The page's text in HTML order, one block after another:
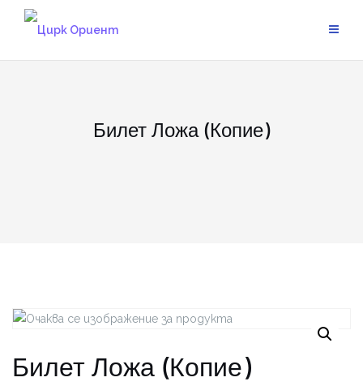
Билет Ложа (Копие)
Билет Ложа (Копие)